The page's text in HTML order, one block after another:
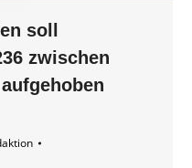
soll
zwischen